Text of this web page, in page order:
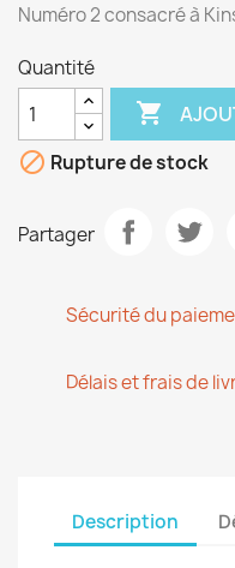
Numéro 2 consacré à
Quantité

 Rupture de stock
Partager
Sécurité du
Délais et frais de
Description